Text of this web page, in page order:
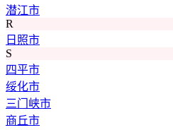
潜江市
R
日照市
S
四平市
绥化市
三门峡市
商丘市